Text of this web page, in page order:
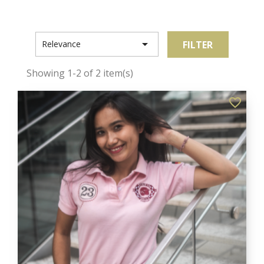
Relevance  FILTER
Showing 1-2 of 2 item(s)
favorite_border